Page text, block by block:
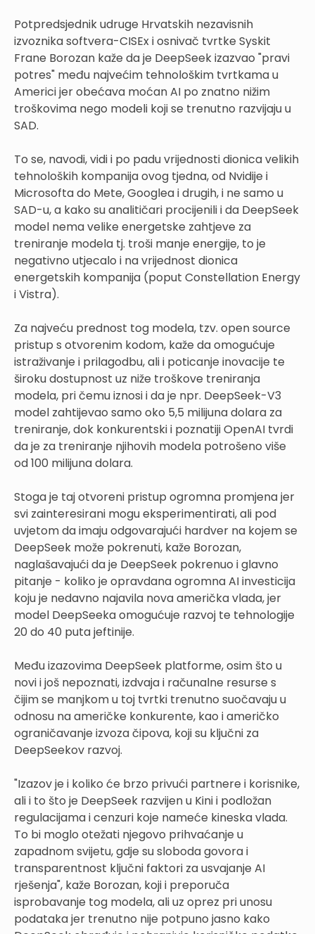
Potpredsjednik udruge Hrvatskih nezavisnih
izvoznika softvera-CISEx i osnivač tvrtke Syskit
Frane Borozan kaže da je DeepSeek izazvao "pravi
potres" među najvećim tehnološkim tvrtkama u
Americi jer obećava moćan AI po znatno nižim
troškovima nego modeli koji se trenutno razvijaju u
SAD.
To se, navodi, vidi i po padu vrijednosti dionica velikih
tehnoloških kompanija ovog tjedna, od Nvidije i
Microsofta do Mete, Googlea i drugih, i ne samo u
SAD-u, a kako su analitičari procijenili i da DeepSeek
model nema velike energetske zahtjeve za
treniranje modela tj. troši manje energije, to je
negativno utjecalo i na vrijednost dionica
energetskih kompanija (poput Constellation Energy
i Vistra).
Za najveću prednost tog modela, tzv. open source
pristup s otvorenim kodom, kaže da omogućuje
istraživanje i prilagodbu, ali i poticanje inovacije te
široku dostupnost uz niže troškove treniranja
modela, pri čemu iznosi i da je npr. DeepSeek-V3
model zahtijevao samo oko 5,5 milijuna dolara za
treniranje, dok konkurentski i poznatiji OpenAI tvrdi
da je za treniranje njihovih modela potrošeno više
od 100 milijuna dolara.
Stoga je taj otvoreni pristup ogromna promjena jer
svi zainteresirani mogu eksperimentirati, ali pod
uvjetom da imaju odgovarajući hardver na kojem se
DeepSeek može pokrenuti, kaže Borozan,
naglašavajući da je DeepSeek pokrenuo i glavno
pitanje - koliko je opravdana ogromna AI investicija
koju je nedavno najavila nova američka vlada, jer
model DeepSeeka omogućuje razvoj te tehnologije
20 do 40 puta jeftinije.
Među izazovima DeepSeek platforme, osim što u
novi i još nepoznati, izdvaja i računalne resurse s
čijim se manjkom u toj tvrtki trenutno suočavaju u
odnosu na američke konkurente, kao i američko
ograničavanje izvoza čipova, koji su ključni za
DeepSeekov razvoj.
"Izazov je i koliko će brzo privući partnere i korisnike,
ali i to što je DeepSeek razvijen u Kini i podložan
regulacijama i cenzuri koje nameće kineska vlada.
To bi moglo otežati njegovo prihvaćanje u
zapadnom svijetu, gdje su sloboda govora i
transparentnost ključni faktori za usvajanje AI
rješenja", kaže Borozan, koji i preporuča
isprobavanje tog modela, ali uz oprez pri unosu
podataka jer trenutno nije potpuno jasno kako